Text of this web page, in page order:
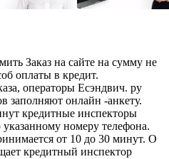
Заказ на сайте на сумму не
оплаты в кредит.
операторы Есэндвич. ру
заполняют онлайн -анкету.
кредитные инспекторы
номеру телефона.
от 10 до 30 минут. О
кредитный инспектор